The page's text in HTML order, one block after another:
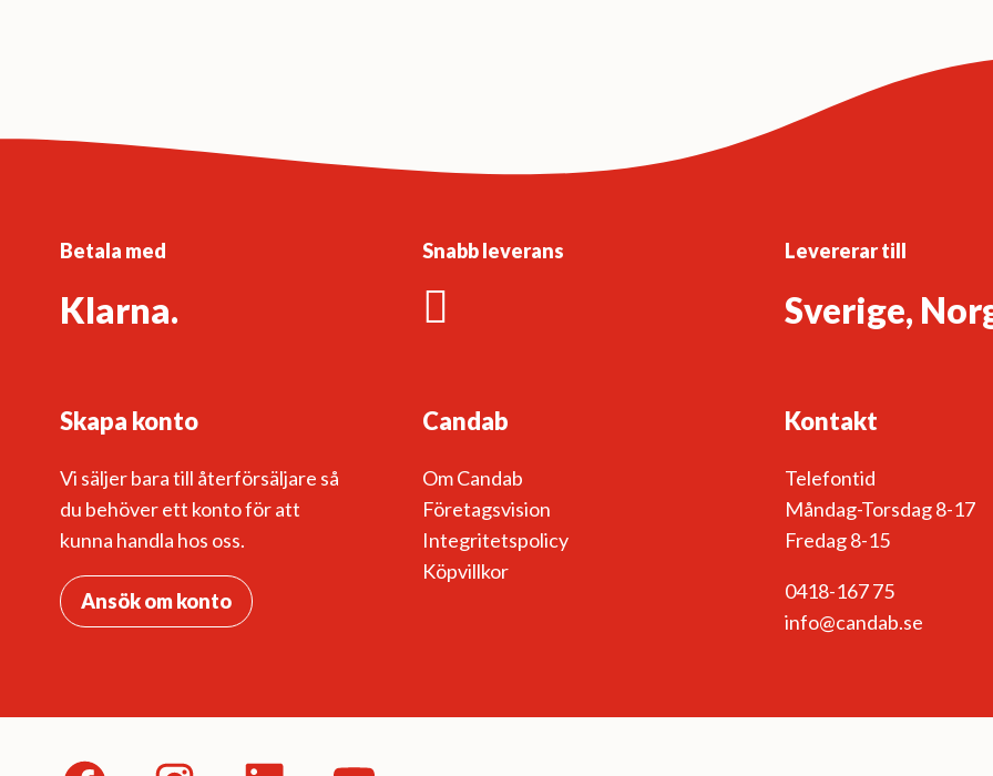
Skapa konto
Vi säljer bara till återförsäljare så
du behöver ett konto för att
kunna handla hos oss.
Ansök om konto
Candab
Om Candab
Företagsvision
Integritetspolicy
Köpvillkor
Kontakt
Telefontid
Måndag-Torsdag 8-17
Fredag 8-15
0418-167 75
info@candab.se
Betala med
Klarna.
Snabb leverans Levererar till
Sverige,